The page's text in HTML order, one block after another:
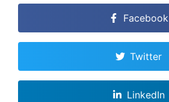
Facebook
Twitter
LinkedIn